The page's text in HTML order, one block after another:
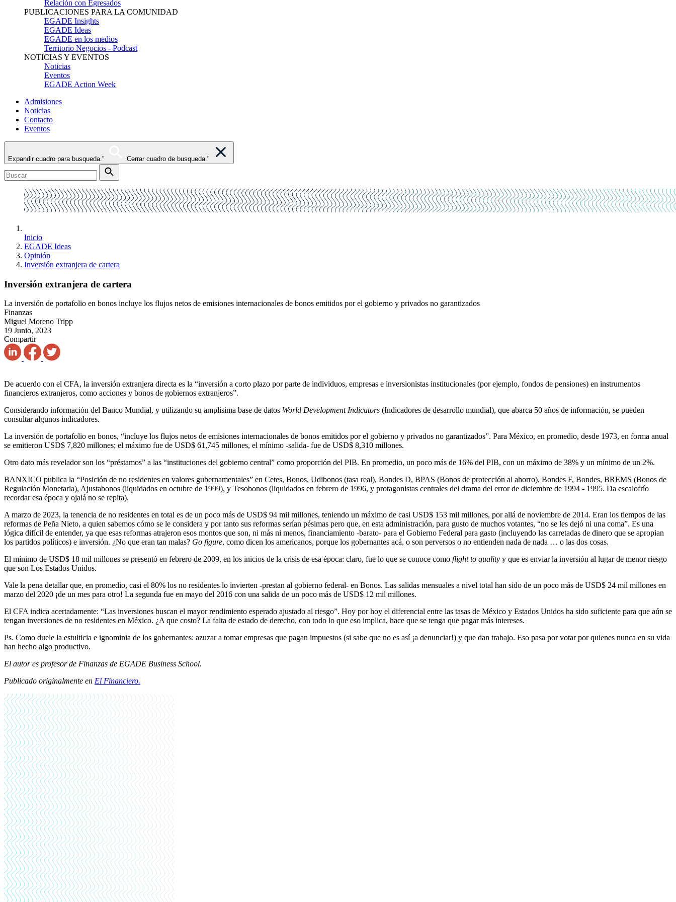
Relación con Egresados
PUBLICACIONES PARA LA COMUNIDAD
EGADE Insights
EGADE Ideas
EGADE en los medios
Territorio Negocios - Podcast
NOTICIAS Y EVENTOS
Noticias
Eventos
EGADE Action Week
Admisiones
Noticias
Contacto
Eventos
Expandir cuadro para busqueda." Cerrar cuadro de busqueda."
Inicio
EGADE Ideas
Opinión
Inversión extranjera de cartera
Inversión extranjera de cartera
La inversión de portafolio en bonos incluye los flujos netos de emisiones internacionales de bonos emitidos por el gobierno y privados no garantizados
Finanzas
Miguel Moreno Tripp
19 Junio, 2023
Compartir
De acuerdo con el CFA, la inversión extranjera directa es la “inversión a corto plazo por parte de individuos, empresas e inversionistas institucionales (por ejemplo, fondos de pensiones) en instrumentos
financieros extranjeros, como acciones y bonos de gobiernos extranjeros”.
Considerando información del Banco Mundial, y utilizando su amplísima base de datos World Development Indicators (Indicadores de desarrollo mundial), que abarca 50 años de información, se pueden
consultar algunos indicadores.
La inversión de portafolio en bonos, “incluye los flujos netos de emisiones internacionales de bonos emitidos por el gobierno y privados no garantizados”. Para México, en promedio, desde 1973, en forma anual
se emitieron USD$ 7,820 millones; el máximo fue de USD$ 61,745 millones, el mínimo -salida- fue de USD$ 8,310 millones.
Otro dato más revelador son los “préstamos” a las “instituciones del gobierno central” como proporción del PIB. En promedio, un poco más de 16% del PIB, con un máximo de 38% y un mínimo de un 2%.
BANXICO publica la “Posición de no residentes en valores gubernamentales” en Cetes, Bonos, Udibonos (tasa real), Bondes D, BPAS (Bonos de protección al ahorro), Bondes F, Bondes, BREMS (Bonos de
Regulación Monetaria), Ajustabonos (liquidados en octubre de 1999), y Tesobonos (liquidados en febrero de 1996, y protagonistas centrales del drama del error de diciembre de 1994 - 1995. Da escalofrío
recordar esa época y ojalá no se repita).
A marzo de 2023, la tenencia de no residentes en total es de un poco más de USD$ 94 mil millones, teniendo un máximo de casi USD$ 153 mil millones, por allá de noviembre de 2014. Eran los tiempos de las
reformas de Peña Nieto, a quien sabemos cómo se le considera y por tanto sus reformas serían pésimas pero que, en esta administración, para gusto de muchos votantes, “no se les dejó ni una coma”. Es una
lógica difícil de entender, ya que esas reformas atrajeron esos montos que son, ni más ni menos, financiamiento -barato- para el Gobierno Federal para gasto (incluyendo las carretadas de dinero que se apropian
los partidos políticos) e inversión. ¿No que eran tan malas? Go figure, como dicen los americanos, porque los gobernantes acá, o son perversos o no entienden nada de nada … o las dos cosas.
El mínimo de USD$ 18 mil millones se presentó en febrero de 2009, en los inicios de la crisis de esa época: claro, fue lo que se conoce como flight to quality y que es enviar la inversión al lugar de menor riesgo
que son Los Estados Unidos.
Vale la pena detallar que, en promedio, casi el 80% los no residentes lo invierten -prestan al gobierno federal- en Bonos. Las salidas mensuales a nivel total han sido de un poco más de USD$ 24 mil millones en
marzo del 2020 ¡de un mes para otro! La segunda fue en mayo del 2016 con una salida de un poco más de USD$ 12 mil millones.
El CFA indica acertadamente: “Las inversiones buscan el mayor rendimiento esperado ajustado al riesgo”. Hoy por hoy el diferencial entre las tasas de México y Estados Unidos ha sido suficiente para que aún se
tengan inversiones de no residentes en México. ¿A que costo? La falta de estado de derecho, con todo lo que eso implica, hace que se tenga que pagar más intereses.
Ps. Como duele la estulticia e ignominia de los gobernantes: azuzar a tomar empresas que pagan impuestos (si sabe que no es así ¡a denunciar!) y que dan trabajo. Eso pasa por votar por quienes nunca en su vida
han hecho algo productivo.
El autor es profesor de Finanzas de EGADE Business School.
Publicado originalmente en El Financiero.